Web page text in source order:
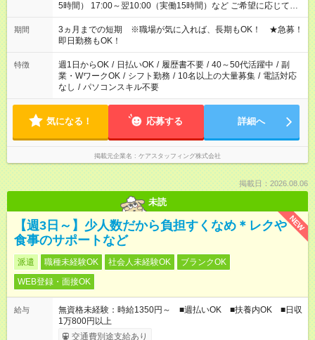
5時間） 17:00～翌10:00（実働15時間）など ご希望に応じて、
働く時間は調整できます！ お気軽に担当へ相談ください！
期間
3ヵ月までの短期 ※職場が気に入れば、長期もOK！ ★急募！
即日勤務もOK！
特徴 週1日からOK / 日払いOK / 履歴書不要 / 40～50代活躍中 / 副
業・WワークOK / シフト勤務 / 10名以上の大量募集 / 電話対応
なし / パソコンスキル不要
気になる！ 応募する 詳細へ
掲載元企業名 ケアスタッフィング株式会社
掲載日：2026.08.06
未読
NEW
【週3日～】少人数だから負担すくなめ＊レクや
食事のサポートなど
派遣 職種未経験OK 社会人未経験OK
ブランクOK
WEB登録・面接OK
給与
無資格未経験：時給1350円～ ■週払いOK ■扶養内OK ■日収
1万800円以上
交通費別途支給あり